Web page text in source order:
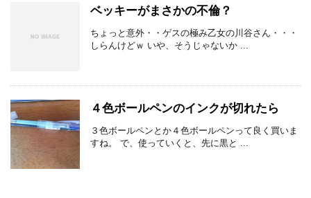
ベッキーがまさかの不倫？
ちょっと意外・・ゲスの極み乙女の川谷さん・・・
しらんけどｗ いや、そうじゃないか ...
４色ボールペンのインクが切れたら
３色ボールペンとか４色ボールペンって良く買いま
すね。 で、使っていくと、先に黒と ...